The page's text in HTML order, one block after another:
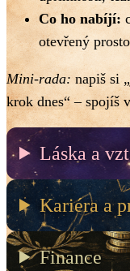
Co ho nabíjí:
otevřený
Mini-rada: napiš si
krok dnes“ – spojíš
Láska a
Kariéra a
Finance